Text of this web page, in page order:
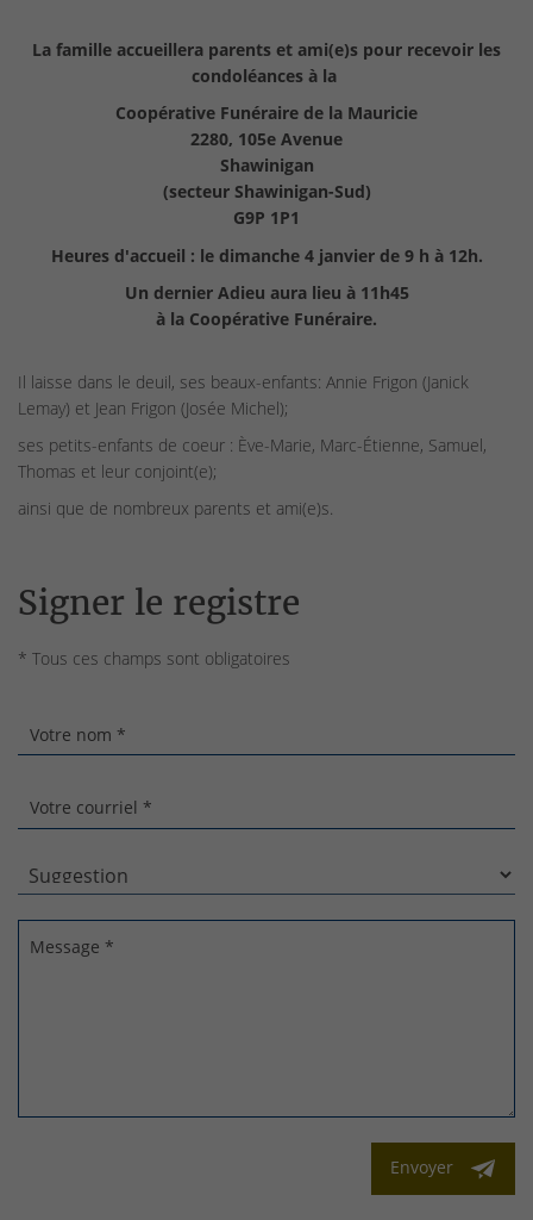
La famille accueillera parents et ami(e)s pour recevoir les
condoléances à la
Coopérative Funéraire de la Mauricie
2280, 105e Avenue
Shawinigan
(secteur Shawinigan-Sud)
G9P 1P1
Heures d'accueil : le dimanche 4 janvier de 9 h à 12h.
Un dernier Adieu aura lieu à 11h45
à la Coopérative Funéraire.
Il laisse dans le deuil, ses beaux-enfants: Annie Frigon (Janick
Lemay) et Jean Frigon (Josée Michel);
ses petits-enfants de coeur : Ève-Marie, Marc-Étienne, Samuel,
Thomas et leur conjoint(e);
ainsi que de nombreux parents et ami(e)s.
Signer le registre
* Tous ces champs sont obligatoires
Votre nom *
Votre courriel *
Message *
Envoyer